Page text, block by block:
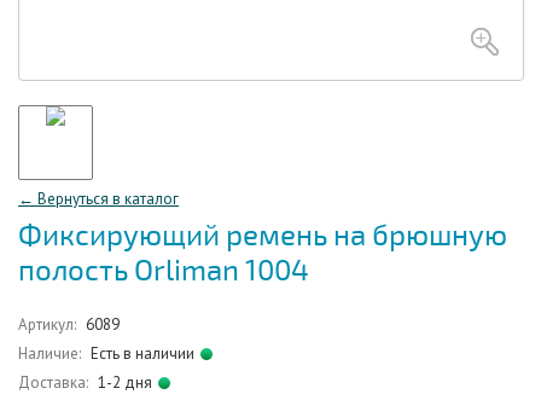
← Вернуться в каталог
Фиксирующий ремень на брюшную
полость Orliman 1004
Артикул: 6089
Наличие: Есть в наличии
Доставка: 1-2 дня